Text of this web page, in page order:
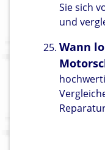
Sie sich
und
Wann